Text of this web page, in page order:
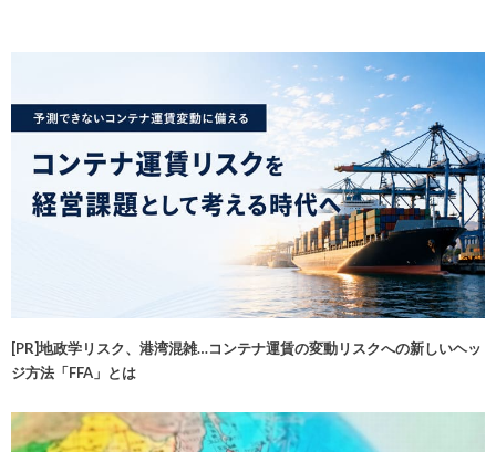
[PR]地政学リスク、港湾混雑…コンテナ運賃の変動リスクへの新しいヘッ
ジ方法「FFA」とは